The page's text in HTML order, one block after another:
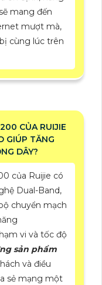
mang đến
mượt mà,
cùng lúc trên
CỦA RUIJIE
GIÚP TĂNG
DÂY?
của Ruijie có
Dual-Band,
chuyển mạch
vi và tốc độ
sản phẩm
và điều
sẻ mạng một